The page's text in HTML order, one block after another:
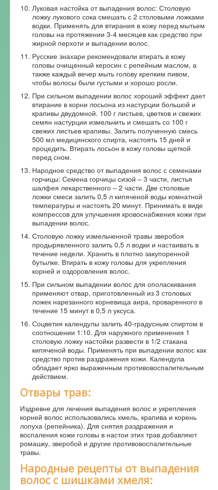
Луковая настойка от выпадения волос: Столовую
ложку лукового сока смешать с 2 столовыми ложками
водки. Применять для втирания в кожу перед мытьем
головы на протяжении 3-4 месяцев как средство при
жирной перхоти и выпадении волос.
Русские знахари рекомендовали втирать в кожу
головы очищенный керосин с репейным маслом, а
также каждый вечер мыть голову крепким пивом,
чтобы волосы были густыми и хорошо росли.
При сильном выпадении волос хороший эффект дает
втирание в корни лосьона из настурции большой и
крапивы двудомной. 100 г листьев, цветков и свежих
семян настурции измельчить и смешать со 100 г
свежих листьев крапивы. Залить полученную смесь
500 мл медицинского спирта, настоять 15 дней и
процедить. Втирать лосьон в кожу головы щеткой
перед сном.
Народное средство от выпадения волос с семенами
горчицы: Семена горчицы сизой – 3 части, листья
шалфея лекарственного – 2 части. Две столовые
ложки смеси залить 0,5 л кипяченой воды комнатной
температуры и настоять 20 минут. Принимать в виде
компрессов для улучшения кровоснабжения кожи при
выпадении волос.
Столовую ложку измельченной травы зверобоя
продырявленного залить 0,5 л водки и настаивать в
течение недели. Хранить в плотно закупоренной
бутылке. Втирать в кожу головы для укрепления
корней и оздоровления волос.
При сильном выпадении волос для ополаскивания
применяют отвар, приготовленный из 3 столовых
ложек нарезанного корневища аира, проваренного в
течение 15 минут в 0,5 л уксуса.
Соцветия календулы залить 40-градусным спиртом в
соотношении 1:10. Для наружного применения 1
столовую ложку настойки развести в 1/2 стакана
кипяченой воды. Применять при выпадении волос как
средство против раздражения кожи. Календула
обладает ярко выраженным противовоспалительным
действием.
Отвары трав:
Издревне для лечения выпадения волос и укрепления
корней волос использовались хмель, крапива и корень
лопуха (репейника). Для снятия раздражения и
воспаления кожи головы в настои этих трав добавляют
ромашку, зверобой и другие противовоспалительные
травы.
Народные рецепты от выпадения
волос с шишками хмеля: